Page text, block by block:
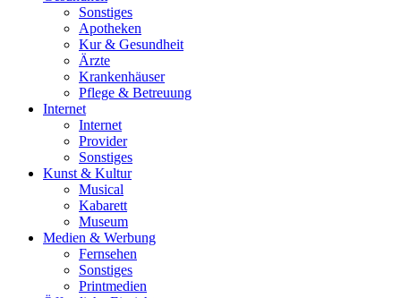
Sonstiges
Apotheken
Kur & Gesundheit
Ärzte
Krankenhäuser
Pflege & Betreuung
Internet
Internet
Provider
Sonstiges
Kunst & Kultur
Musical
Kabarett
Museum
Medien & Werbung
Fernsehen
Sonstiges
Printmedien